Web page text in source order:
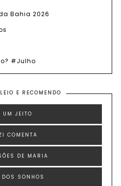
Bahia 2026
#Julho
E RECOMENDO
UM JEITO
COMENTA
DE MARIA
DOS SONHOS